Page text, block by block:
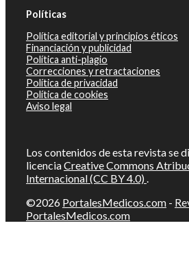
Políticas
Política editorial y principios éticos
Financiación y publicidad
Política anti-plagio
Correcciones y retractaciones
Política de privacidad
Política de cookies
Aviso legal
Los contenidos de esta revista se
licenciaCreative Commons
Internacional (CC BY 4.0) .
©2026 PortalesMedicos.com -
PortalesMedicos.com